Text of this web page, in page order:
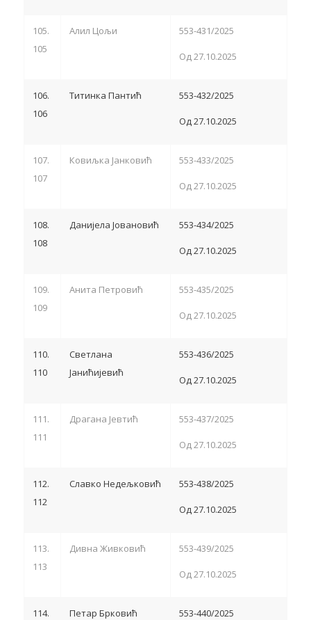
105.
105
Алил Цољи 553-431/2025
Од 27.10.2025
106.
106
Титинка Пантић 553-432/2025
Од 27.10.2025
107.
107
Ковиљка Јанковић 553-433/2025
Од 27.10.2025
108.
108
Данијела Јовановић 553-434/2025
Од 27.10.2025
109.
109
Анита Петровић 553-435/2025
Од 27.10.2025
110.
110
Светлана
Јанићијевић
553-436/2025
Од 27.10.2025
111.
111
Драгана Јевтић 553-437/2025
Од 27.10.2025
112.
112
Славко Недељковић 553-438/2025
Од 27.10.2025
113.
113
Дивна Живковић 553-439/2025
Од 27.10.2025
114.
Петар Брковић 553-440/2025